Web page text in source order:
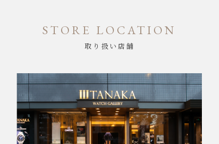
STORE LOCATION
取り扱い店舗